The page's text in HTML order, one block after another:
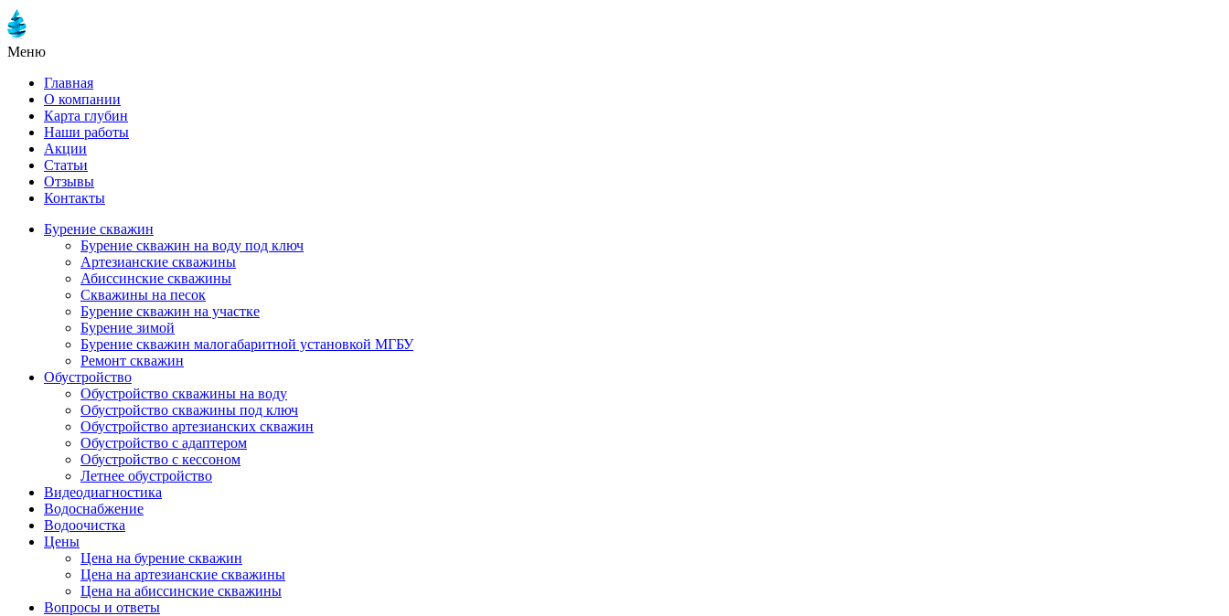
Меню
Главная
О компании
Карта глубин
Наши работы
Акции
Статьи
Отзывы
Контакты
Бурение скважин
Бурение скважин на воду под ключ
Артезианские скважины
Абиссинские скважины
Скважины на песок
Бурение скважин на участке
Бурение зимой
Бурение скважин малогабаритной установкой МГБУ
Ремонт скважин
Обустройство
Обустройство скважины на воду
Обустройство скважины под ключ
Обустройство артезианских скважин
Обустройство с адаптером
Обустройство с кессоном
Летнее обустройство
Видеодиагностика
Водоснабжение
Водоочистка
Цены
Цена на бурение скважин
Цена на артезианские скважины
Цена на абиссинские скважины
Вопросы и ответы